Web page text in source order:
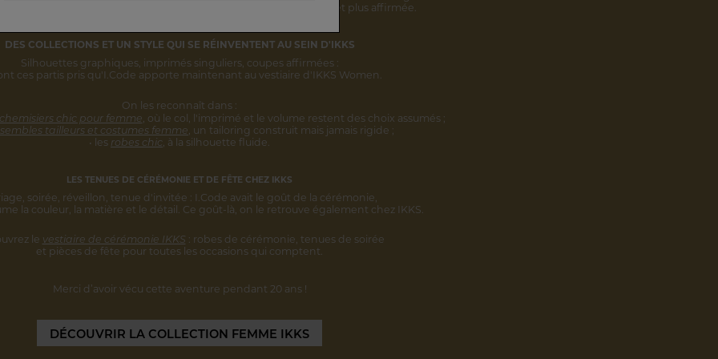
s'inscrivent désormais
et plus affirmée.
DES COLLECTIONS ET UN STYLE QUI SE RÉINVENTENT AU SEIN D'IKKS
Silhouettes graphiques, imprimés singuliers, coupes affirmées :
ces partis pris qu'I.Code apporte maintenant au vestiaire d'IKKS Women.
On les reconnaît dans :
chic pour femme, où le col, l'imprimé et le volume restent des choix assumés ;
tailleurs et costumes femme, un tailoring construit mais jamais rigide ;
• les robes chic, à la silhouette fluide.
LES TENUES DE CÉRÉMONIE ET DE FÊTE CHEZ IKKS
soirée, réveillon, tenue d'invitée : I.Code avait le goût de la cérémonie,
la couleur, la matière et le détail. Ce goût-là, on le retrouve également chez IKKS.
le vestiaire de cérémonie IKKS : robes de cérémonie, tenues de soirée
et pièces de fête pour toutes les occasions qui comptent.
Merci d’avoir vécu cette aventure pendant 20 ans !
DÉCOUVRIR LA COLLECTION FEMME IKKS